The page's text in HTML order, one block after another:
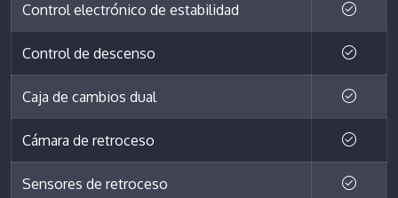
Control electrónico de estabilidad
Control de descenso
Caja de cambios dual
Cámara de retroceso
Sensores de retroceso